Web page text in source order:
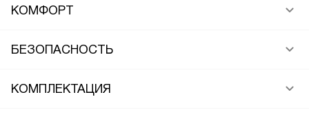
КОМФОРТ
БЕЗОПАСНОСТЬ
КОМПЛЕКТАЦИЯ